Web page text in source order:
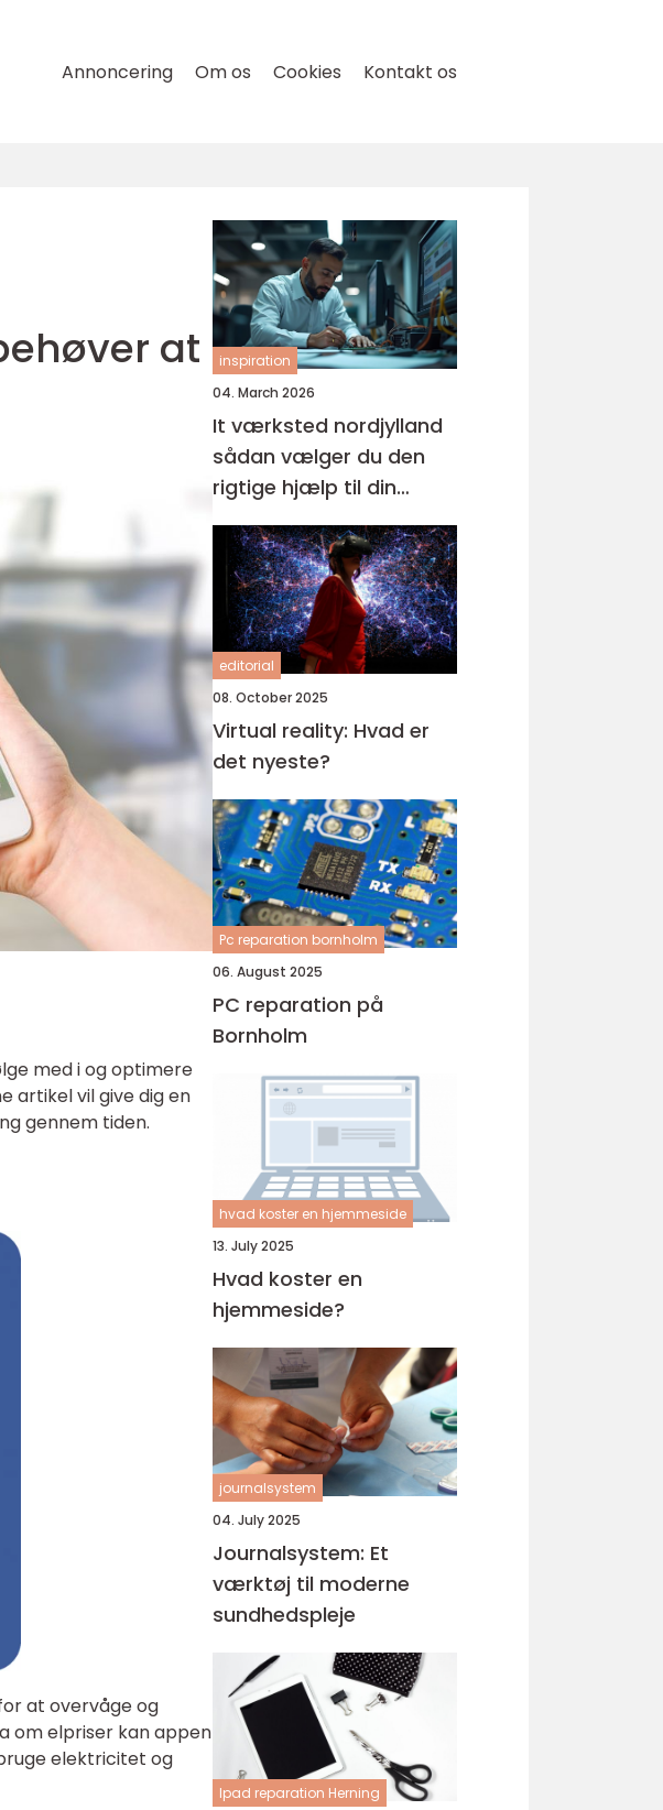
Annoncering Om os Cookies Kontakt os
at
med i og optimere
artikel vil give dig en
gennem tiden.
at overvåge og
om elpriser kan appen
elektricitet og
inspiration
04. March 2026
It værksted nordjylland
sådan vælger du den
rigtige hjælp til din
computer
editorial
08. October 2025
Virtual reality: Hvad er
det nyeste?
Pc reparation bornholm
06. August 2025
PC reparation på
Bornholm
hvad koster en hjemmeside
13. July 2025
Hvad koster en
hjemmeside?
journalsystem
04. July 2025
Journalsystem: Et
værktøj til moderne
sundhedspleje
Ipad reparation Herning